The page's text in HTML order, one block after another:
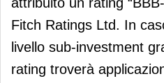
Fitch Ratings Ltd. In
livello sub-investment
rating troverà